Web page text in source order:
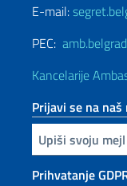
E-mail:
PEC:
Kancelarije
Prijavi se na
Upiši vaš imejl
Prihvatanje